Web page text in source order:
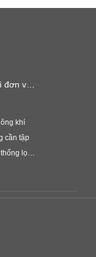
đơn vị
khí
cần tập
lọc,